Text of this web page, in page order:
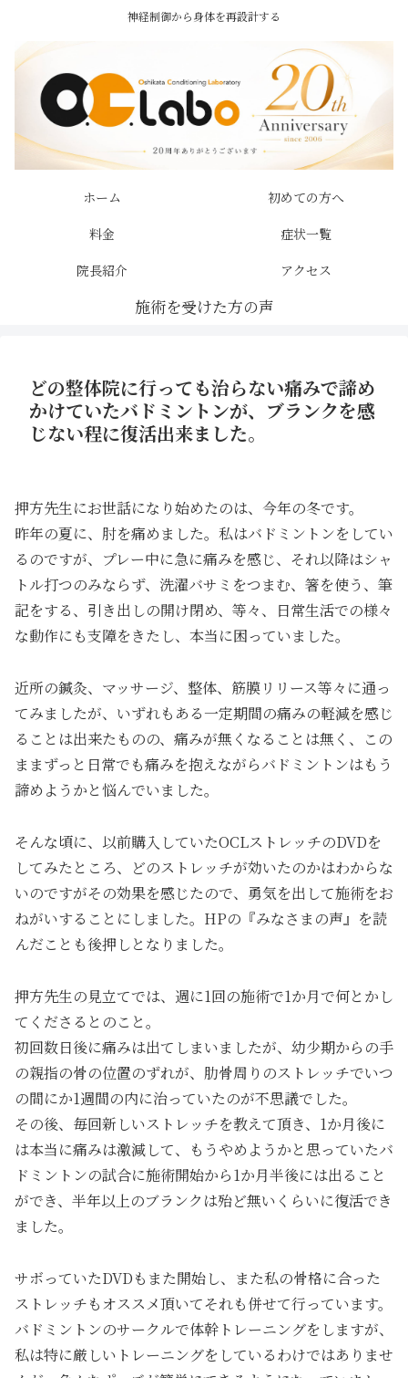
神経制御から身体を再設計する
ホーム
初めての方へ
料金
症状一覧
院長紹介
アクセス
どの整体院に行っても治らない痛みで諦め
かけていたバドミントンが、ブランクを感
じない程に復活出来ました。
押方先生にお世話になり始めたのは、今年の冬です。
昨年の夏に、肘を痛めました。私はバドミントンをしてい
るのですが、プレー中に急に痛みを感じ、それ以降はシャ
トル打つのみならず、洗濯バサミをつまむ、箸を使う、筆
記をする、引き出しの開け閉め、等々、日常生活での様々
な動作にも支障をきたし、本当に困っていました。
近所の鍼灸、マッサージ、整体、筋膜リリース等々に通っ
てみましたが、いずれもある一定期間の痛みの軽減を感じ
ることは出来たものの、痛みが無くなることは無く、この
ままずっと日常でも痛みを抱えながらバドミントンはもう
諦めようかと悩んでいました。
そんな頃に、以前購入していたOCLストレッチのDVDを
してみたところ、どのストレッチが効いたのかはわからな
いのですがその効果を感じたので、勇気を出して施術をお
ねがいすることにしました。HPの『みなさまの声』を読
んだことも後押しとなりました。
押方先生の見立てでは、週に1回の施術で1か月で何とかし
てくださるとのこと。
初回数日後に痛みは出てしまいましたが、幼少期からの手
の親指の骨の位置のずれが、肋骨周りのストレッチでいつ
の間にか1週間の内に治っていたのが不思議でした。
その後、毎回新しいストレッチを教えて頂き、1か月後に
は本当に痛みは激減して、もうやめようかと思っていたバ
ドミントンの試合に施術開始から1か月半後には出ること
ができ、半年以上のブランクは殆ど無いくらいに復活でき
ました。
サボっていたDVDもまた開始し、また私の骨格に合った
ストレッチもオススメ頂いてそれも併せて行っています。
バドミントンのサークルで体幹トレーニングをしますが、
私は特に厳しいトレーニングをしているわけではありませ